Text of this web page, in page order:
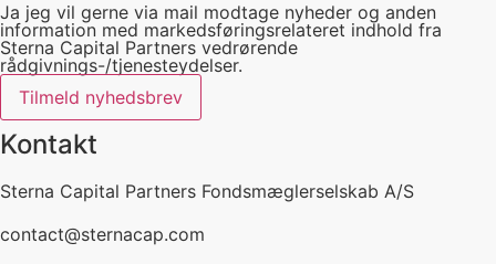
Ja jeg vil gerne via mail modtage nyheder og anden
information med markedsføringsrelateret indhold fra
Sterna Capital Partners vedrørende
rådgivnings-/tjenesteydelser.
Tilmeld nyhedsbrev
Kontakt
Sterna Capital Partners Fondsmæglerselskab A/S
contact@sternacap.com